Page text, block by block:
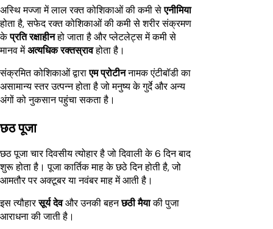
अस्थि मज्जा में लाल रक्त कोशिकाओं की कमी सेएनीमिया
होता है, सफेद रक्त कोशिकाओं की कमी से शरीर संक्रमण
केप्रति रक्षाहीनहो जाता है और प्लेटलेट्स में कमी से
मानव मेंअत्यधिक रक्तस्रावहोता है।
संक्रमित कोशिकाओं द्वाराएम प्रोटीननामक एंटीबॉडी का
असामान्य स्तर उत्पन्न होता है जो मनुष्य के गुर्दे और अन्य
अंगों को नुकसान पहुंचा सकता है।
छठ पूजा
छठ पूजा चार दिवसीय त्योहार है जो दिवाली के 6 दिन बाद
शुरू होता है। पूजा कार्तिक माह के छठे दिन होती है, जो
आमतौर पर अक्टूबर या नवंबर माह में आती है।
इस त्यौहारसूर्य देवऔर उनकी बहनछठी मैयाकी पुजा
आराधना की जाती है।